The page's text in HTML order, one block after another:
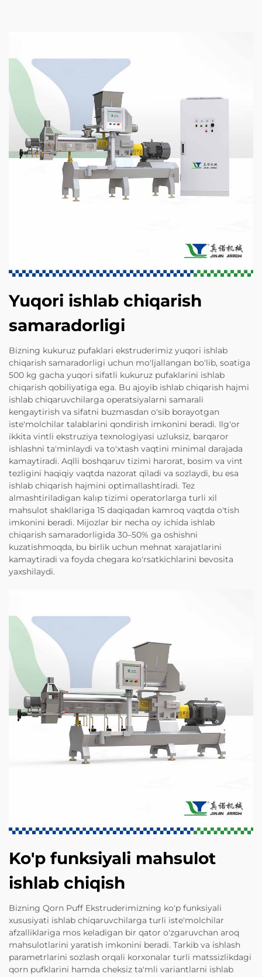
Yuqori ishlab chiqarish
samaradorligi
Bizning kukuruz pufaklari ekstruderimiz yuqori ishlab
chiqarish samaradorligi uchun mo'ljallangan bo'lib, soatiga
500 kg gacha yuqori sifatli kukuruz pufaklarini ishlab
chiqarish qobiliyatiga ega. Bu ajoyib ishlab chiqarish hajmi
ishlab chiqaruvchilarga operatsiyalarni samarali
kengaytirish va sifatni buzmasdan o'sib borayotgan
iste'molchilar talablarini qondirish imkonini beradi. Ilg'or
ikkita vintli ekstruziya texnologiyasi uzluksiz, barqaror
ishlashni ta'minlaydi va to'xtash vaqtini minimal darajada
kamaytiradi. Aqlli boshqaruv tizimi harorat, bosim va vint
tezligini haqiqiy vaqtda nazorat qiladi va sozlaydi, bu esa
ishlab chiqarish hajmini optimallashtiradi. Tez
almashtiriladigan kalıp tizimi operatorlarga turli xil
mahsulot shakllariga 15 daqiqadan kamroq vaqtda o'tish
imkonini beradi. Mijozlar bir necha oy ichida ishlab
chiqarish samaradorligida 30–50% ga oshishni
kuzatishmoqda, bu birlik uchun mehnat xarajatlarini
kamaytiradi va foyda chegara ko'rsatkichlarini bevosita
yaxshilaydi.
Ko'p funksiyali mahsulot
ishlab chiqish
Bizning Qorn Puff Ekstruderimizning ko'p funksiyali
xususiyati ishlab chiqaruvchilarga turli iste'molchilar
afzalliklariga mos keladigan bir qator o'zgaruvchan aroq
mahsulotlarini yaratish imkonini beradi. Tarkib va ishlash
parametrlarini sozlash orqali korxonalar turli matssizlikdagi
qorn pufklarini hamda cheksiz ta'mli variantlarni ishlab